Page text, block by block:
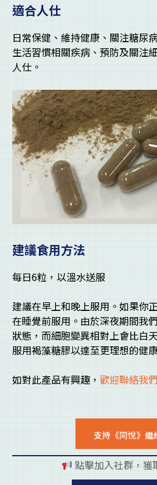
適合人仕
日常保健、維持健康、關注糖尿
生活習慣相關疾病、預防及關注
人仕。
建議食用方法
每日6粒，以溫水送服
建議在早上和晚上服用。如果你
在睡覺前服用。由於深夜期間我
狀態，而細胞變異相對上會比白
服用褐藻糖膠以達至更理想的健
如對此產品有興趣， 歡迎聯絡我們
支持《同悅》繼
點擊加入社群，獲